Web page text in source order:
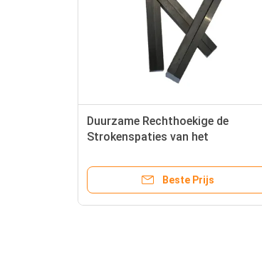
Duurzame Rechthoekige de
Strokenspaties van het
Beste Prijs